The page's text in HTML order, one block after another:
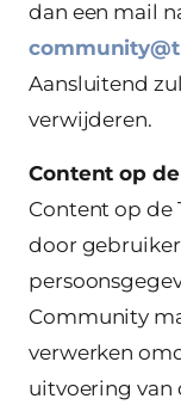
dan een mail
Aansluitend
verwijderen.
Content op
Content op
door
Community
verwerken
uitvoering van